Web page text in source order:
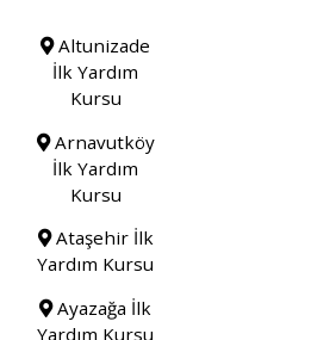
Altunizade
İlk Yardım
Kursu
Arnavutköy
İlk Yardım
Kursu
Ataşehir İlk
Yardım Kursu
Ayazağa İlk
Yardım Kursu